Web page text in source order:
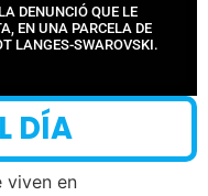
DENUNCIÓ QUE LE
EN UNA PARCELA DE
LANGES-SWAROVSKI.
DÍA
viven en